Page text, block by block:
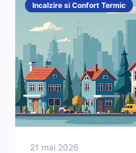
Incalzire si Confort Termic
21 mai 2026